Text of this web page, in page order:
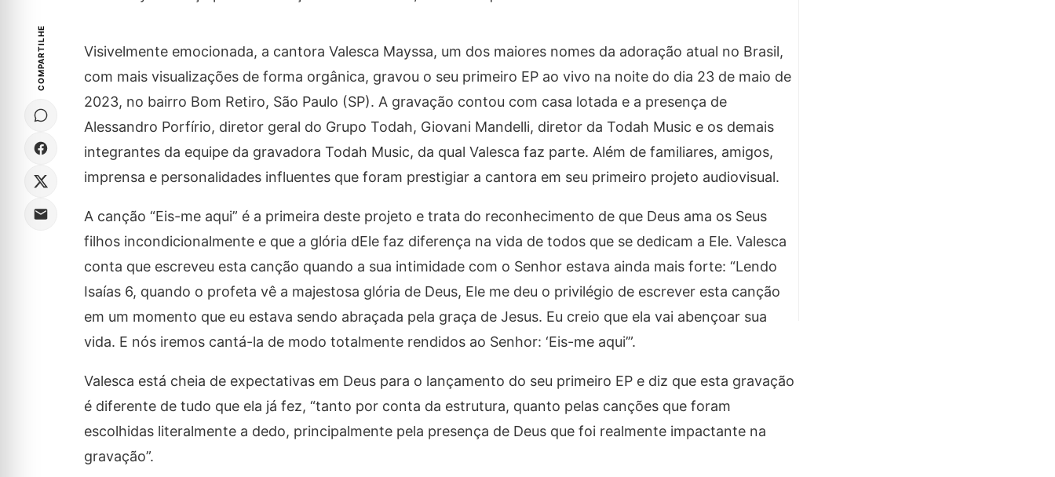
COMPARTILHE
Visivelmente emocionada, a cantora Valesca Mayssa, um dos maiores nomes da adoração atual no Brasil,
com mais visualizações de forma orgânica, gravou o seu primeiro EP ao vivo na noite do dia 23 de maio de
2023, no bairro Bom Retiro, São Paulo (SP). A gravação contou com casa lotada e a presença de
Alessandro Porfírio, diretor geral do Grupo Todah, Giovani Mandelli, diretor da Todah Music e os demais
integrantes da equipe da gravadora Todah Music, da qual Valesca faz parte. Além de familiares, amigos,
imprensa e personalidades influentes que foram prestigiar a cantora em seu primeiro projeto audiovisual.
A canção “Eis-me aqui” é a primeira deste projeto e trata do reconhecimento de que Deus ama os Seus
filhos incondicionalmente e que a glória dEle faz diferença na vida de todos que se dedicam a Ele. Valesca
conta que escreveu esta canção quando a sua intimidade com o Senhor estava ainda mais forte: “Lendo
Isaías 6, quando o profeta vê a majestosa glória de Deus, Ele me deu o privilégio de escrever esta canção
em um momento que eu estava sendo abraçada pela graça de Jesus. Eu creio que ela vai abençoar sua
vida. E nós iremos cantá-la de modo totalmente rendidos ao Senhor: ‘Eis-me aqui’”.
Valesca está cheia de expectativas em Deus para o lançamento do seu primeiro EP e diz que esta gravação
é diferente de tudo que ela já fez, “tanto por conta da estrutura, quanto pelas canções que foram
escolhidas literalmente a dedo, principalmente pela presença de Deus que foi realmente impactante na
gravação”.